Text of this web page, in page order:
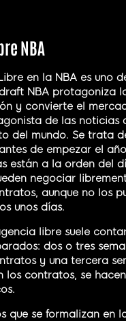
NBA
en la NBA es uno
NBA protagoniza
y convierte el
de las noticias
del mundo. Se trata
de empezar el
están a la orden del
negociar
aunque no los
unos días.
libre suele
dos o tres
y una tercera
los contratos, se
que se formalizan en